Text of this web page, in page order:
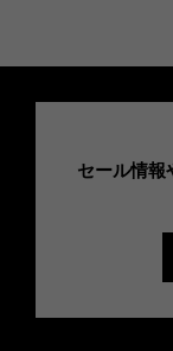
セール情報